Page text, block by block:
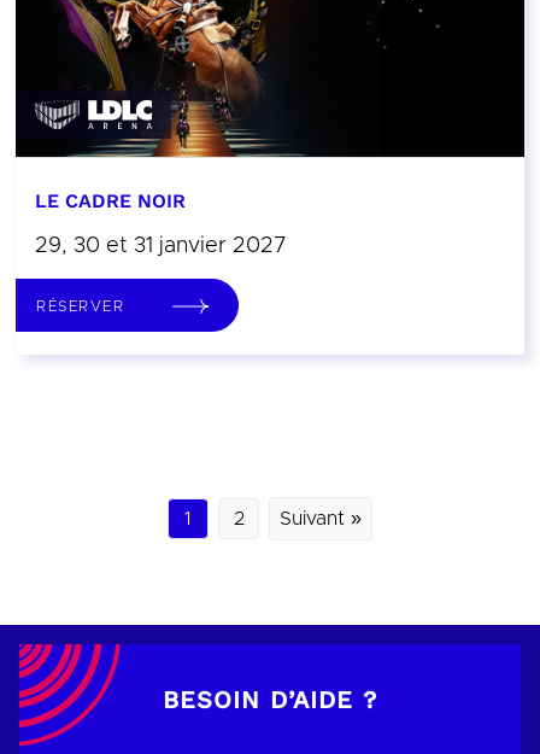
LE CADRE NOIR
29, 30 et 31 janvier 2027
RÉSERVER
1 2 Suivant »
BESOIN D’AIDE ?